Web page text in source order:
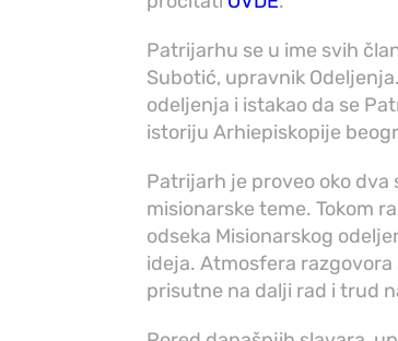
Patrijarhu se u ime svih
Subotić, upravnik
odeljenja i istakao da se
istoriju Arhiepiskopije
Patrijarh je proveo oko
misionarske teme. Tokom
odseka Misionarskog
ideja. Atmosfera
prisutne na dalji rad i trud